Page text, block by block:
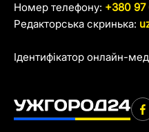
Номер телефону: +380 97
Редакторська скринька:
Ідентифікатор онлайн-